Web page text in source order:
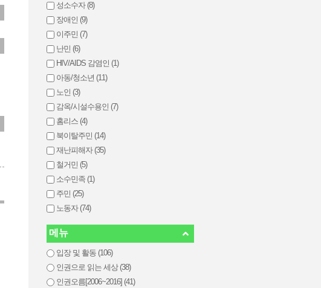
성소수자 (8)
장애인 (9)
이주민 (7)
난민 (6)
HIV/AIDS 감염인 (1)
아동/청소년 (11)
노인 (3)
감옥/시설수용인 (7)
홈리스 (4)
북이탈주민 (14)
재난피해자 (35)
철거민 (5)
소수민족 (1)
주민 (25)
노동자 (74)
메뉴
입장 및 활동 (106)
인권으로 읽는 세상 (38)
인권오름[2006~2016] (41)